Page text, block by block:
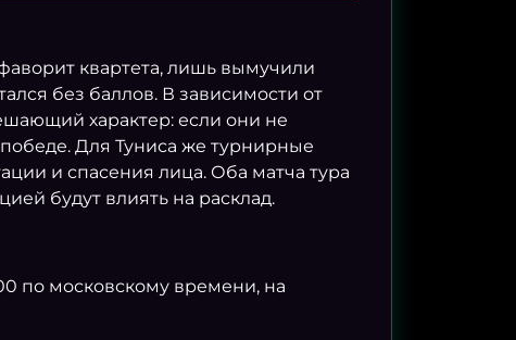
квартета, лишь вымучили
без баллов. В зависимости от
характер: если они не
Для Туниса же турнирные
и спасения лица. Оба матча тура
будут влиять на расклад.
по московскому времени, на